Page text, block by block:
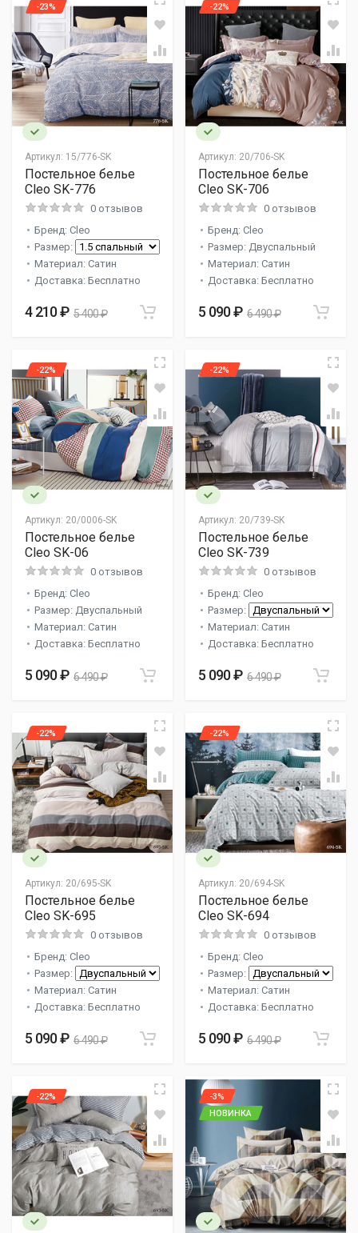
Артикул: 15/776-SK
-23%
Постельное белье
Cleo SK-776
0 отзывов
Бренд: Cleo
Размер:
Материал: Сатин
Доставка: Бесплатно
4 210 ₽ 5 400 ₽
Артикул: 20/706-SK
-22%
Постельное белье
Cleo SK-706
0 отзывов
Бренд: Cleo
Размер: Двуспальный
Материал: Сатин
Доставка: Бесплатно
5 090 ₽ 6 490 ₽
Артикул: 20/0006-SK
-22%
Постельное белье
Cleo SK-06
0 отзывов
Бренд: Cleo
Размер: Двуспальный
Материал: Сатин
Доставка: Бесплатно
5 090 ₽ 6 490 ₽
Артикул: 20/739-SK
-22%
Постельное белье
Cleo SK-739
0 отзывов
Бренд: Cleo
Размер:
Материал: Сатин
Доставка: Бесплатно
5 090 ₽ 6 490 ₽
Артикул: 20/695-SK
-22%
Постельное белье
Cleo SK-695
0 отзывов
Бренд: Cleo
Размер:
Материал: Сатин
Доставка: Бесплатно
5 090 ₽ 6 490 ₽
Артикул: 20/694-SK
-22%
Постельное белье
Cleo SK-694
0 отзывов
Бренд: Cleo
Размер:
Материал: Сатин
Доставка: Бесплатно
5 090 ₽ 6 490 ₽
-22%
-3%
НОВИНКА